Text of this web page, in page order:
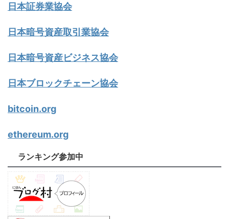
日本証券業協会
日本暗号資産取引業協会
日本暗号資産ビジネス協会
日本ブロックチェーン協会
bitcoin.org
ethereum.org
ランキング参加中